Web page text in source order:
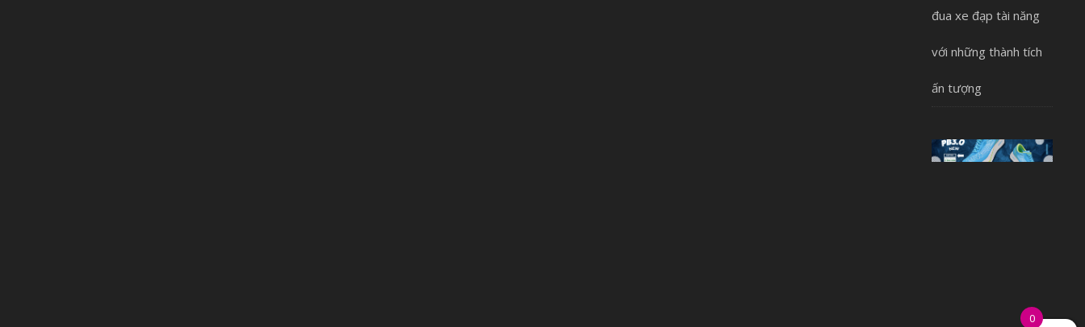
đua xe đạp tài năng
với những thành tích
ấn tượng
0